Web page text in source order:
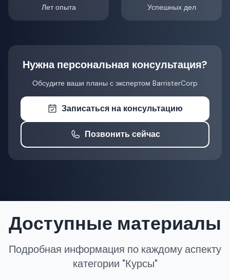
Лет опыта Успешных дел
Нужна персональная консультация?
Обсудите ваши планы с экспертом BarristerCorp
Записаться на консультацию
Позвонить сейчас
Доступные материалы
Подробная информация по каждому аспекту
категории "Курсы"